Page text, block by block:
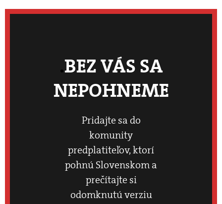
BEZ VÁS SA
NEPOHNEME
Pridajte sa do
komunity
predplatiteľov, ktorí
pohnú Slovenskom a
prečítajte si
odomknutú verziu